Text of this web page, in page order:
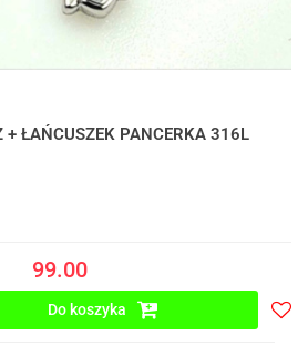
+ ŁAŃCUSZEK PANCERKA 316L
99.00
Do koszyka